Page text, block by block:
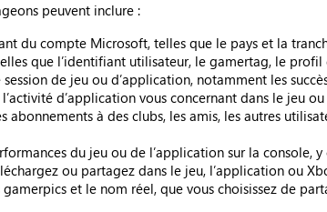
peuvent inclure :
du compte Microsoft, telles que le pays et la
que l’identifiant utilisateur, le gamertag, le profil
de jeu ou d’application, notamment les
d’application vous concernant dans le jeu
abonnements à des clubs, les amis, les autres
du jeu ou de l’application sur la console,
ou partagez dans le jeu, l’application ou
gamerpics et le nom réel, que vous choisissez de